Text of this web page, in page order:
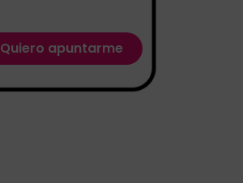
Quiero apuntarme